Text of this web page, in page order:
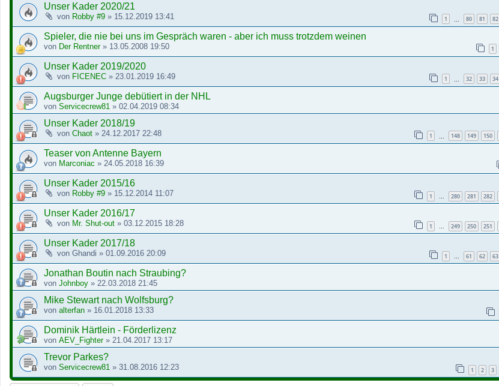
Unser Kader 2020/21
von Robby #9 » 15.12.2019 13:41 1 80 81 82
Spieler, die nie bei uns im Gespräch waren - aber ich muss trotzdem weinen
von Der Rentner» 13.05.2008 19:50 1
Unser Kader 2019/2020
von FICENEC » 23.01.2019 16:49 1 32 33 34
Augsburger Junge debütiert in der NHL
von Servicecrew81 » 02.04.2019 08:34
Unser Kader 2018/19
von Chaot » 24.12.2017 22:48 1 148 149 150
Teaser von Antenne Bayern
von Marconiac » 24.05.2018 16:39
Unser Kader 2015/16
von Robby #9 » 15.12.2014 11:07 1 280 281 282
Unser Kader 2016/17
von Mr. Shut-out » 03.12.2015 18:28 1 … 249 250 251
Unser Kader 2017/18
von Ghandi » 01.09.2016 20:09 1 … 61 62 63
Jonathan Boutin nach Straubing?
von Johnboy » 22.03.2018 21:45
Mike Stewart nach Wolfsburg?
von alterfan » 16.01.2018 13:33
Dominik Härtlein - Förderlizenz
von AEV_Fighter» 21.04.2017 13:17
Trevor Parkes?
von Servicecrew81 » 31.08.2016 12:23 1 2 3